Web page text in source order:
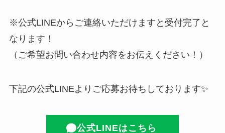
※公式LINEからご連絡いただけますと受付完了と
なります！
（ご希望お問い合わせ内容をお伝えください！）
下記の公式LINEよりご応募お待ちしております✨
公式LINEはこちら